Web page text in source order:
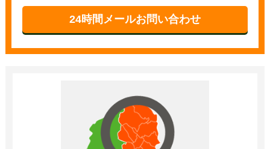
24時間メールお問い合わせ